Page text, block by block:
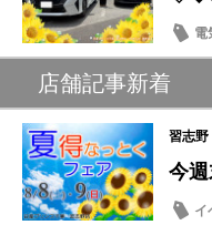
電
納
店舗記事新着
習志野
今
イ